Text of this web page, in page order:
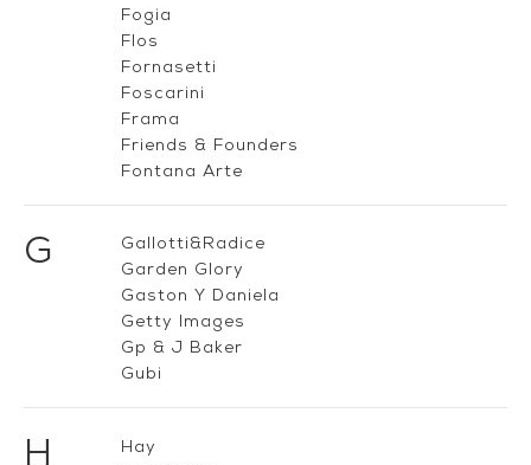
Fogia
Flos
Fornasetti
Foscarini
Frama
Friends & Founders
Fontana Arte
G
Gallotti&Radice
Garden Glory
Gaston Y Daniela
Getty Images
Gp & J Baker
Gubi
H
Hay